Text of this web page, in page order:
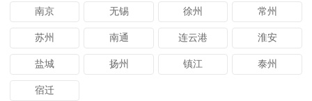
南京 无锡 徐州 常州
苏州 南通 连云港 淮安
盐城 扬州 镇江 泰州
宿迁